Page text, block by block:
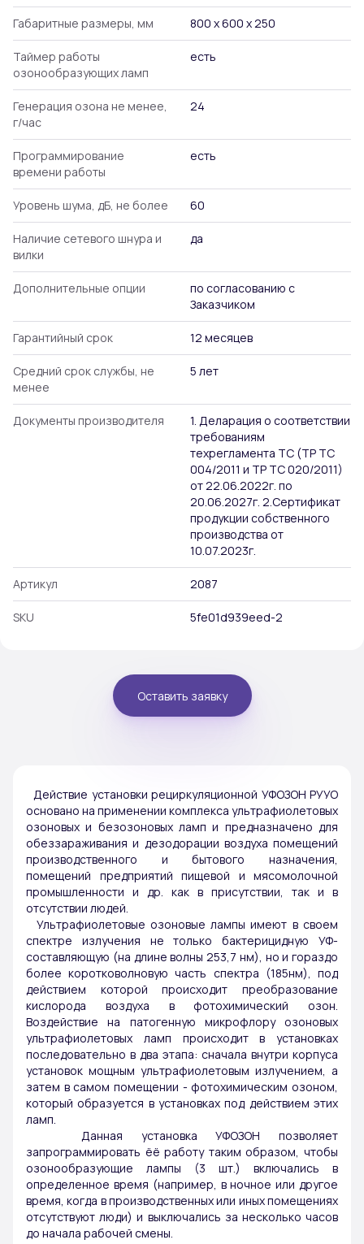
Габаритные размеры, мм 800 х 600 х 250
Таймер работы
озонообразующих ламп
есть
Генерация озона не менее,
г/час
24
Программирование
времени работы
есть
Уровень шума, дБ, не более 60
Наличие сетевого шнура и
вилки
да
Дополнительные опции
по согласованию с
Заказчиком
Гарантийный срок 12 месяцев
Средний срок службы, не
менее
5 лет
Документы производителя
1. Деларация о соответствии
требованиям
техрегламента ТС (ТР ТС
004/2011 и ТР ТС 020/2011)
от 22.06.2022г. по
20.06.2027г. 2.Сертификат
продукции собственного
производства от
10.07.2023г.
Артикул 2087
SKU 5fe01d939eed-2
Оставить заявку
Действие установки рециркуляционной УФОЗОН РУУО
основано на применении комплекса ультрафиолетовых
озоновых и безозоновых ламп и предназначено для
обеззараживания и дезодорации воздуха помещений
производственного и бытового назначения,
помещений предприятий пищевой и мясомолочной
промышленности и др. как в присутствии, так и в
отсутствии людей.
Ультрафиолетовые озоновые лампы имеют в своем
спектре излучения не только бактерицидную УФ-
составляющую (на длине волны 253,7 нм), но и гораздо
более коротковолновую часть спектра (185нм), под
действием которой происходит преобразование
кислорода воздуха в фотохимический озон.
Воздействие на патогенную микрофлору озоновых
ультрафиолетовых ламп происходит в установках
последовательно в два этапа: сначала внутри корпуса
установок мощным ультрафиолетовым излучением, а
затем в самом помещении - фотохимическим озоном,
который образуется в установках под действием этих
ламп.
Данная установка УФОЗОН позволяет
запрограммировать ёё работу таким образом, чтобы
озонообразующие лампы (3 шт.) включались в
определенное время (например, в ночное или другое
время, когда в производственных или иных помещениях
отсутствуют люди) и выключались за несколько часов
до начала рабочей смены.